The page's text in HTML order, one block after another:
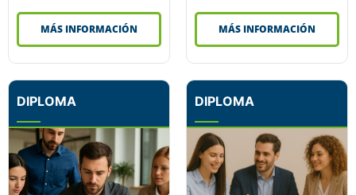
MÁS INFORMACIÓN MÁS INFORMACIÓN
DIPLOMA DIPLOMA